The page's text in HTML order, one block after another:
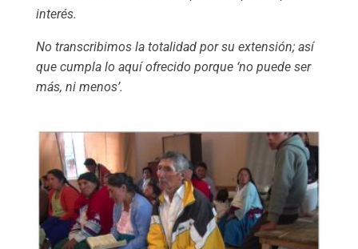
interés.
No transcribimos la totalidad por su extensión; así
que cumpla lo aquí ofrecido porque ‘no puede ser
más, ni menos’.